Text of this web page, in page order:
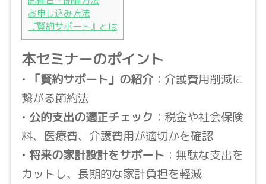
お申し込み方法
『賢約サポート』とは
本セミナーのポイント
• 「賢約サポート」の紹介：介護費用削減に
繋がる節約法
• 公的支出の適正チェック ：税金や社会保険
料、医療費、介護費用が適切かを確認
• 将来の家計設計をサポート ：無駄な支出を
カットし、長期的な家計負担を軽減